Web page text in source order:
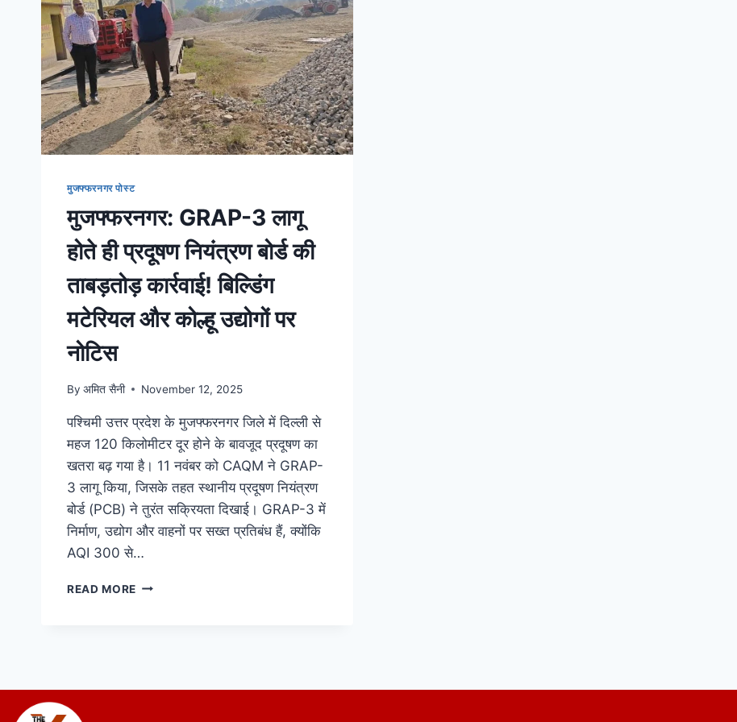
मुजफ्फरनगर पोस्ट
मुजफ्फरनगर: GRAP-3 लागू
होते ही प्रदूषण नियंत्रण बोर्ड की
ताबड़तोड़ कार्रवाई! बिल्डिंग
मटेरियल और कोल्हू उद्योगों पर
नोटिस
By अमित सैनी November 12, 2025
पश्चिमी उत्तर प्रदेश के मुजफ्फरनगर जिले में दिल्ली से
महज 120 किलोमीटर दूर होने के बावजूद प्रदूषण का
खतरा बढ़ गया है। 11 नवंबर को CAQM ने GRAP-
3 लागू किया, जिसके तहत स्थानीय प्रदूषण नियंत्रण
बोर्ड (PCB) ने तुरंत सक्रियता दिखाई। GRAP-3 में
निर्माण, उद्योग और वाहनों पर सख्त प्रतिबंध हैं, क्योंकि
AQI 300 से…
READ MORE